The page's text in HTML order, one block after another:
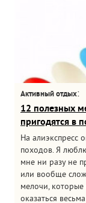
Активный отдых:
12 полезных
пригодятся в
На алиэкспресс
походов. Я
мне ни разу не
или вообще
мелочи, которые
оказаться